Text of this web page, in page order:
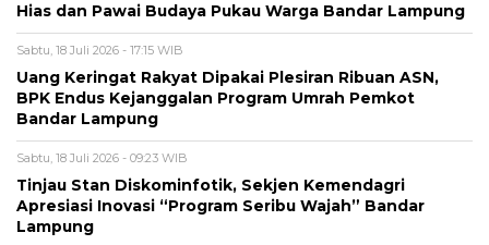
Hias dan Pawai Budaya Pukau Warga Bandar Lampung
Sabtu, 18 Juli 2026 - 17:15 WIB
Uang Keringat Rakyat Dipakai Plesiran Ribuan ASN,
BPK Endus Kejanggalan Program Umrah Pemkot
Bandar Lampung
Sabtu, 18 Juli 2026 - 09:23 WIB
Tinjau Stan Diskominfotik, Sekjen Kemendagri
Apresiasi Inovasi “Program Seribu Wajah” Bandar
Lampung